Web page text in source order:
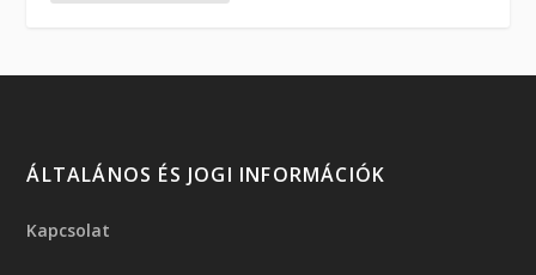
ÁLTALÁNOS ÉS JOGI INFORMÁCIÓK
Kapcsolat